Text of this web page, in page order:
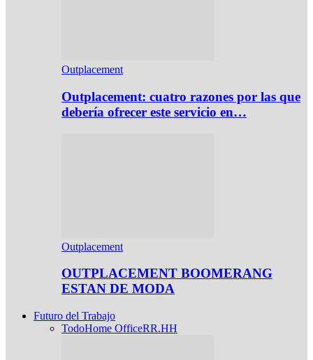
Outplacement
Outplacement: cuatro razones por las que
debería ofrecer este servicio en…
Outplacement
OUTPLACEMENT BOOMERANG
ESTAN DE MODA
Futuro del Trabajo
TodoHome OfficeRR.HH